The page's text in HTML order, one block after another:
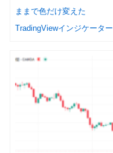
ままで色だけ変えた
TradingViewインジケーター